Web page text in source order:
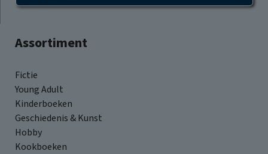
Assortiment
Fictie
Young Adult
Kinderboeken
Geschiedenis & Kunst
Hobby
Kookboeken